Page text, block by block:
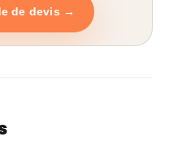
de devis →